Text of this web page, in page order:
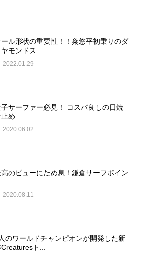
ール形状の重要性！！粂悠平初乗りのダ
モンドス...
2022.01.29
サーファー必見！ コスパ良しの日焼
め
2020.06.02
のビューにため息！鎌倉サーフポイン
2020.08.11
のワールドチャンピオンが開発した新
ト...